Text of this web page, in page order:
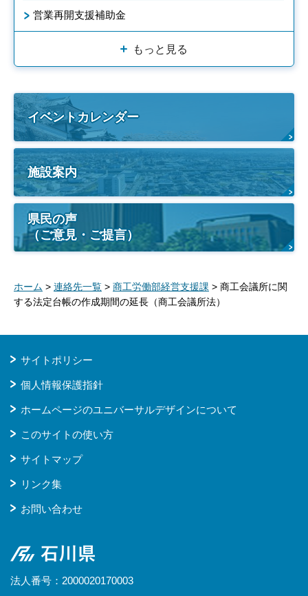
営業再開支援補助金
もっと見る
イベントカレンダー
施設案内
県民の声
（ご意見・ご提言）
ホーム > 連絡先一覧 > 商工労働部経営支援課 > 商工会議所に関
する法定台帳の作成期間の延長（商工会議所法）
サイトポリシー
個人情報保護指針
ホームページのユニバーサルデザインについて
このサイトの使い方
サイトマップ
リンク集
お問い合わせ
石川県
法人番号：2000020170003